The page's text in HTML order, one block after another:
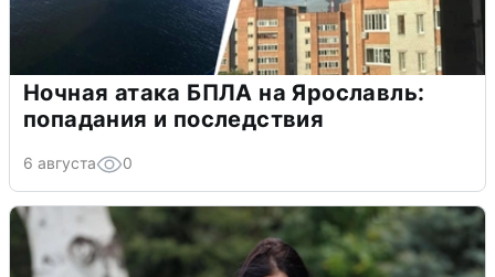
Ночная атака БПЛА на Ярославль:
попадания и последствия
6 августа 0